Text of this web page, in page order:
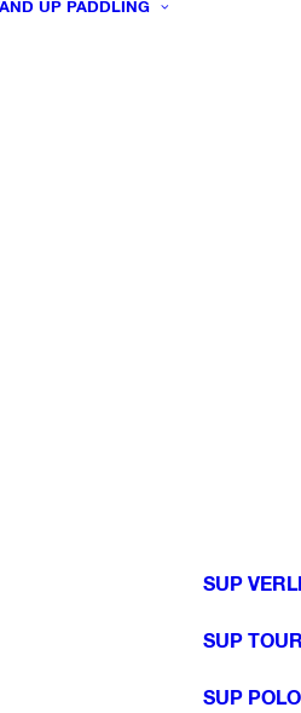
UP PADDLING
SUP
SUP
SUP POLO